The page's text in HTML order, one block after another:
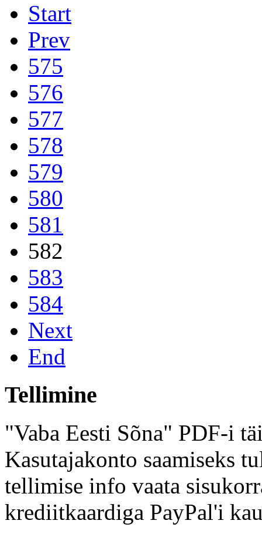
Start
Prev
575
576
577
578
579
580
581
582
583
584
Next
End
Tellimine
"Vaba Eesti Sõna" PDF-i
Kasutajakonto saamiseks
tellimise info vaata
krediitkaardiga PayPal'i